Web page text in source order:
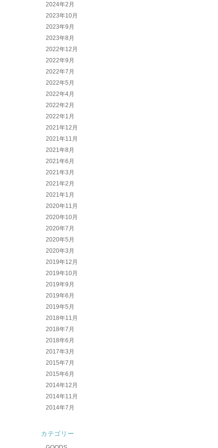
2024年2月
2023年10月
2023年9月
2023年8月
2022年12月
2022年9月
2022年7月
2022年5月
2022年4月
2022年2月
2022年1月
2021年12月
2021年11月
2021年8月
2021年6月
2021年3月
2021年2月
2021年1月
2020年11月
2020年10月
2020年7月
2020年5月
2020年3月
2019年12月
2019年10月
2019年9月
2019年6月
2019年5月
2018年11月
2018年7月
2018年6月
2017年3月
2015年7月
2015年6月
2014年12月
2014年11月
2014年7月
カテゴリー